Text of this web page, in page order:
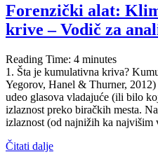
Forenzički alat:
krive – Vodič za
Reading Time: 4 minutes
1. Šta je kumulativna kriva?
Yegorov, Hanel & Thurner,
udeo glasova vladajuće (ili bilo
izlaznost preko biračkih mesta.
izlaznost (od najnižih ka
Čitati dalje